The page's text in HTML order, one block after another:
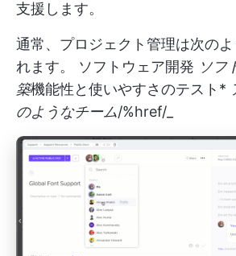
支援します。
通常、プロジェクト管理は次の
れます。 ソフトウェア開発 ソフ
築機能性と使いやすさのテスト *
のようなチーム/%href/_